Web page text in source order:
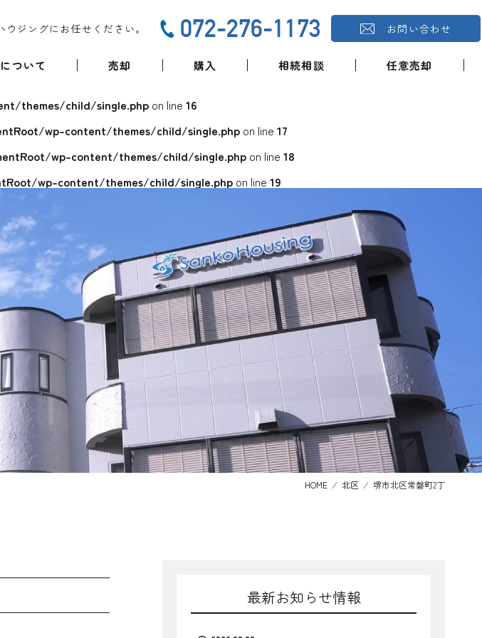
ジングにお任せください。 072-276-1173 お問い合わせ
ついて 売却 購入 相続相談 任意売却
themes/child/single.php on line 16
wp-content/themes/child/single.php on line 17
wp-content/themes/child/single.php on line 18
wp-content/themes/child/single.php on line 19
HOME ⁄ 北区 ⁄ 堺市北区常磐町2丁
最新お知らせ情報